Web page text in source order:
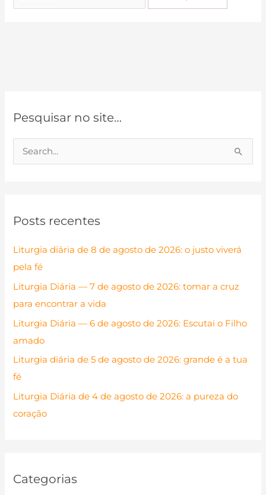
por:
Pesquisar no site…
u
a
r
p
o
r
:
Posts recentes
Liturgia diária de 8 de agosto de 2026: o justo viverá
pela fé
Liturgia Diária — 7 de agosto de 2026: tomar a cruz
para encontrar a vida
Liturgia Diária — 6 de agosto de 2026: Escutai o Filho
amado
Liturgia diária de 5 de agosto de 2026: grande é a tua
fé
Liturgia Diária de 4 de agosto de 2026: a pureza do
coração
Categorias